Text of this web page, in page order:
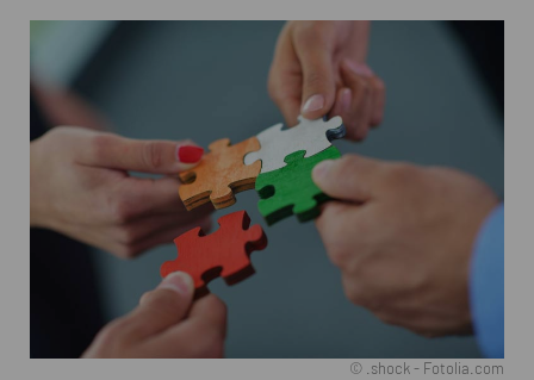
© .shock - Fotolia.com